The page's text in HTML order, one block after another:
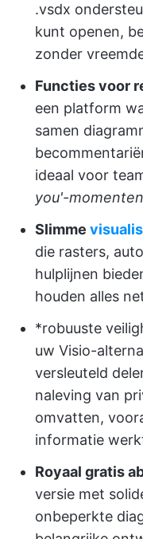
.vsdx
kunt openen,
zonder
Functies voor
een platform
samen
ideaal voor
you'-momenten
Slimme
die rasters,
hulplijnen
houden alles
*robuuste
uw Visio-
versleuteld
naleving van
omvatten,
informatie
Royaal gratis
versie met
onbeperkte